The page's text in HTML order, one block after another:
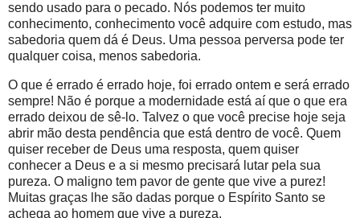
sendo usado para o pecado. Nós podemos ter muito
conhecimento, conhecimento você adquire com estudo, mas
sabedoria quem dá é Deus. Uma pessoa perversa pode ter
qualquer coisa, menos sabedoria.
O que é errado é errado hoje, foi errado ontem e será errado
sempre! Não é porque a modernidade está aí que o que era
errado deixou de sê-lo. Talvez o que você precise hoje seja
abrir mão desta pendência que está dentro de você. Quem
quiser receber de Deus uma resposta, quem quiser
conhecer a Deus e a si mesmo precisará lutar pela sua
pureza. O maligno tem pavor de gente que vive a purez!
Muitas graças lhe são dadas porque o Espírito Santo se
achega ao homem que vive a pureza.